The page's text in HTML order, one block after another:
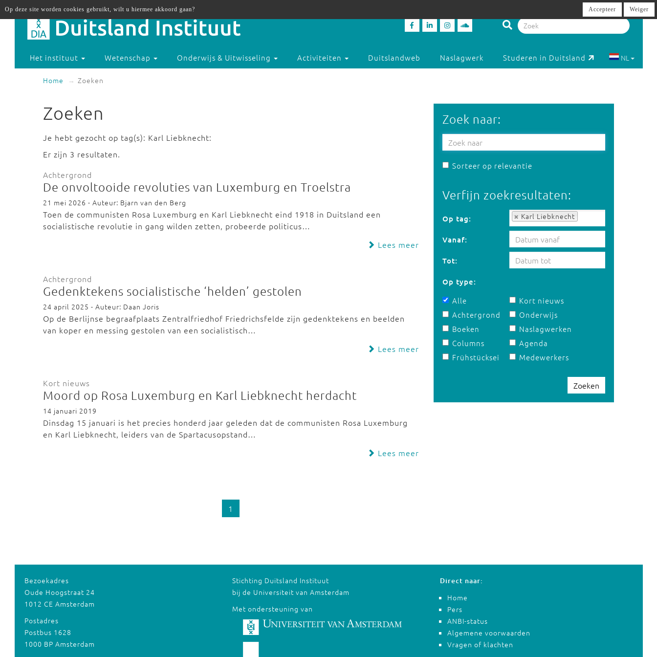
Het instituut Wetenschap Onderwijs & Uitwisseling Activiteiten Duitslandweb Naslagwerk Studeren in Duitsland NL
Home Zoeken
Zoeken
Je hebt gezocht op tag(s): Karl Liebknecht:
Er zijn 3 resultaten.
Achtergrond
De onvoltooide revoluties van Luxemburg en Troelstra
21 mei 2026 - Auteur: Bjarn van den Berg
Toen de communisten Rosa Luxemburg en Karl Liebknecht eind 1918 in Duitsland een
socialistische revolutie in gang wilden zetten, probeerde politicus…
Lees meer
Achtergrond
Gedenktekens socialistische ‘helden’ gestolen
24 april 2025 - Auteur: Daan Joris
Op de Berlijnse begraafplaats Zentralfriedhof Friedrichsfelde zijn gedenktekens en beelden
van koper en messing gestolen van een socialistisch…
Lees meer
Kort nieuws
Moord op Rosa Luxemburg en Karl Liebknecht herdacht
14 januari 2019
Dinsdag 15 januari is het precies honderd jaar geleden dat de communisten Rosa Luxemburg
en Karl Liebknecht, leiders van de Spartacusopstand…
Lees meer
1
Zoek naar:
Sorteer op relevantie
Verfijn zoekresultaten:
Op tag: Karl Liebknecht
Op tag:
Vanaf:
Tot:
Op type:
Alle
Achtergrond
Boeken
Columns
Frühstücksei
Kort nieuws
Onderwijs
Naslagwerken
Agenda
Medewerkers
Zoeken
Bezoekadres
Oude Hoogstraat 24
1012 CE Amsterdam
Postadres
Postbus 1628
1000 BP Amsterdam
Stichting Duitsland Instituut
bij de Universiteit van Amsterdam
Met ondersteuning van
Direct naar:
Home
Pers
ANBI-status
Algemene voorwaarden
Vragen of klachten
Op deze site worden cookies gebruikt, wilt u hiermee akkoord gaan? Accepteer Weiger